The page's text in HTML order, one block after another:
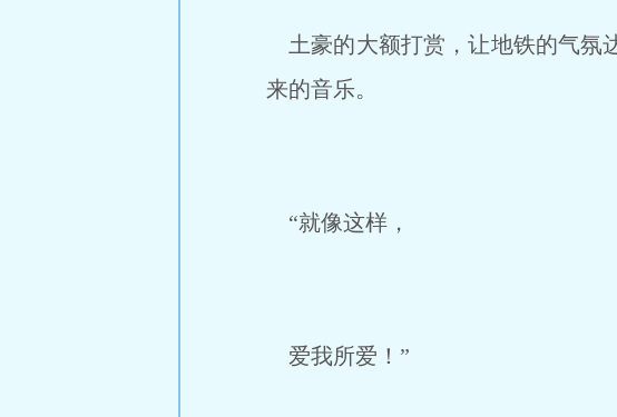
土豪的大额打赏，让地铁的气氛
来的音乐。
“就像这样，
爱我所爱！”